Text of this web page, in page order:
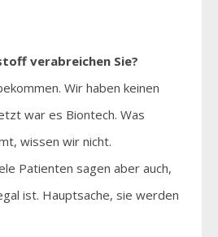
verabreichen Sie?
Wir haben keinen
war es Biontech. Was
wissen wir nicht.
Patienten sagen aber auch,
ist. Hauptsache, sie werden